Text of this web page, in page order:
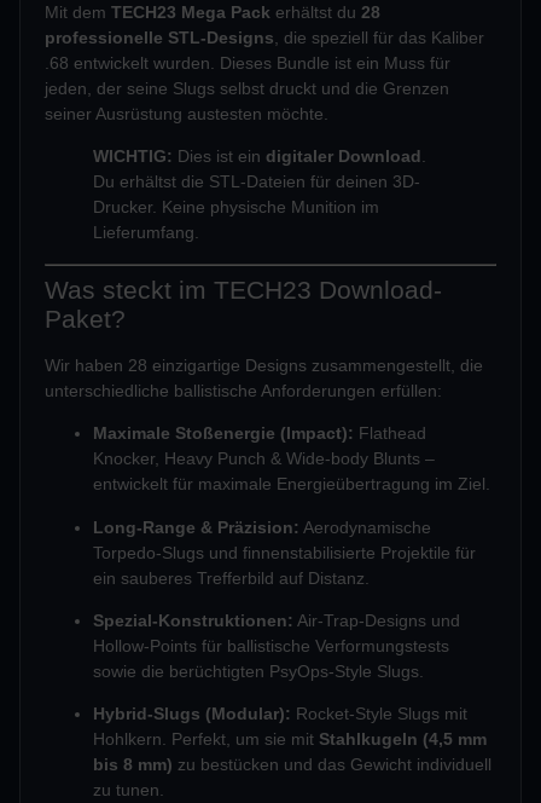
Mit dem TECH23 Mega Pack erhältst du 28
professionelle STL-Designs , die speziell für das Kaliber
.68 entwickelt wurden. Dieses Bundle ist ein Muss für
jeden, der seine Slugs selbst druckt und die Grenzen
seiner Ausrüstung austesten möchte.
WICHTIG: Dies ist ein digitaler Download.
Du erhältst die STL-Dateien für deinen 3D-
Drucker. Keine physische Munition im
Lieferumfang.
Was steckt im TECH23 Download-
Paket?
Wir haben 28 einzigartige Designs zusammengestellt, die
unterschiedliche ballistische Anforderungen erfüllen:
Maximale Stoßenergie (Impact): Flathead
Knocker, Heavy Punch & Wide-body Blunts –
entwickelt für maximale Energieübertragung im Ziel.
Long-Range & Präzision: Aerodynamische
Torpedo-Slugs und finnenstabilisierte Projektile für
ein sauberes Trefferbild auf Distanz.
Spezial-Konstruktionen: Air-Trap-Designs und
Hollow-Points für ballistische Verformungstests
sowie die berüchtigten PsyOps-Style Slugs.
Hybrid-Slugs (Modular): Rocket-Style Slugs mit
Hohlkern. Perfekt, um sie mit Stahlkugeln (4,5 mm
bis 8 mm) zu bestücken und das Gewicht individuell
zu tunen.